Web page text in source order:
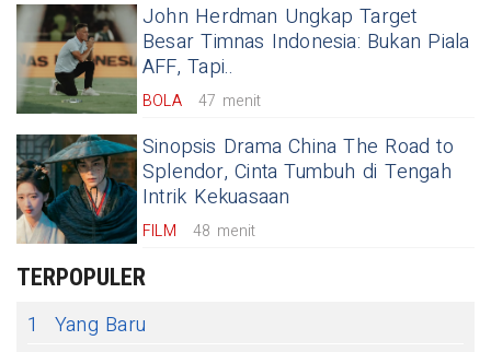
John Herdman Ungkap Target
Besar Timnas Indonesia: Bukan Piala
AFF, Tapi..
BOLA 47 menit
Sinopsis Drama China The Road to
Splendor, Cinta Tumbuh di Tengah
Intrik Kekuasaan
FILM 48 menit
TERPOPULER
1
Yang Baru